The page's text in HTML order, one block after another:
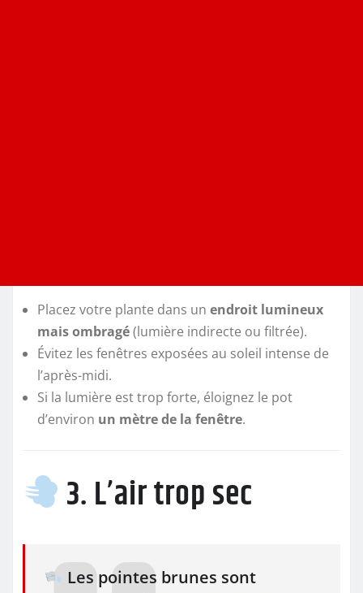
Placez votre plante dans un endroit lumineux
mais ombragé(lumière indirecte ou filtrée).
Évitez les fenêtres exposées au soleil intense de
l’après-midi.
Si la lumière est trop forte, éloignez le pot
d’environ un mètre de la fenêtre.
3. L’air trop sec
Les pointes brunes sont